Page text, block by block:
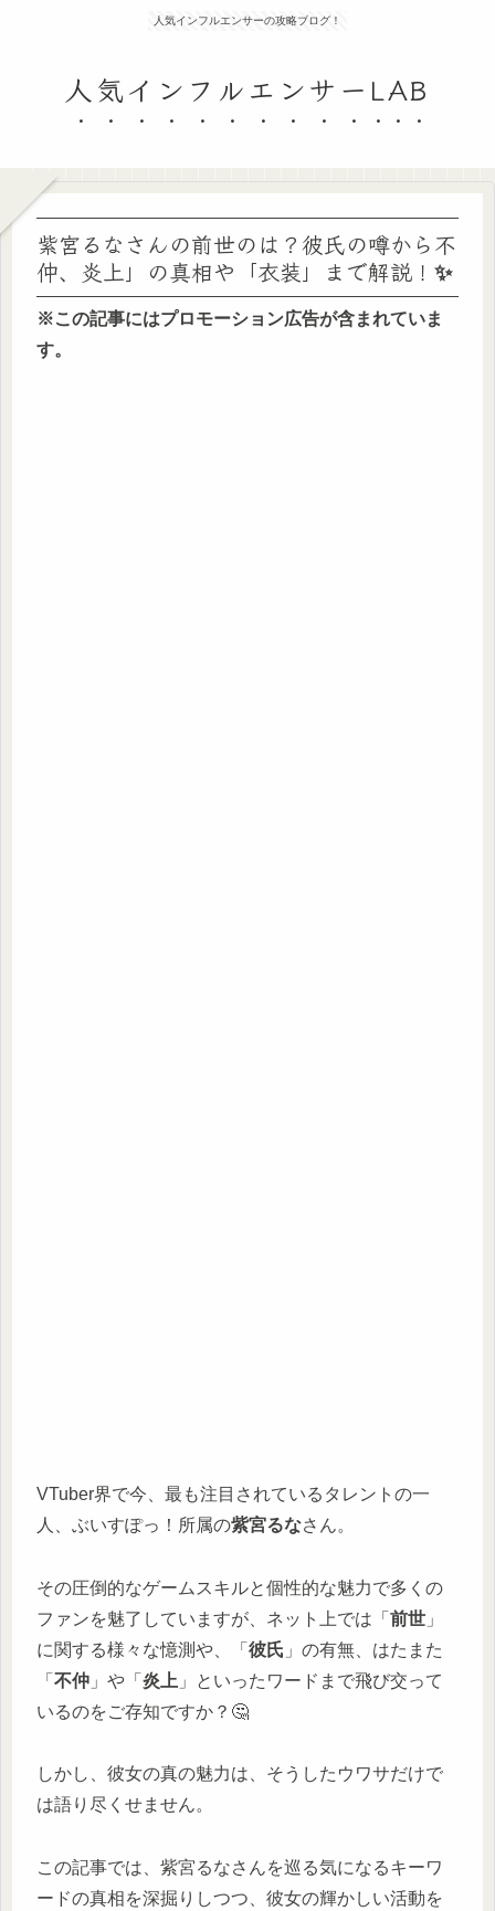
人気インフルエンサーの攻略ブログ！
人気インフルエンサーLAB
紫宮るなさんの前世のは？彼氏の噂から不
仲、炎上」の真相や「衣装」まで解説！✨
※この記事にはプロモーション広告が含まれていま
す。
VTuber界で今、最も注目されているタレントの一
人、ぶいすぽっ！所属の紫宮るなさん。
その圧倒的なゲームスキルと個性的な魅力で多くの
ファンを魅了していますが、ネット上では「 前世 」
に関する様々な憶測や、「 彼氏 」の有無、はたまた
「 不仲 」や「 炎上 」といったワードまで飛び交って
いるのをご存知ですか？🤔
しかし、彼女の真の魅力は、そうしたウワサだけで
は語り尽くせません。
この記事では、紫宮るなさんを巡る気になるキーワ
ードの真相を深掘りしつつ、彼女の輝かしい活動を